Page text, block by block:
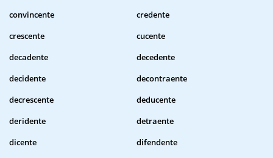
convincente
credente
crescente
cucente
decadente
decedente
decidente
decontraente
decrescente
deducente
deridente
detraente
dicente
difendente